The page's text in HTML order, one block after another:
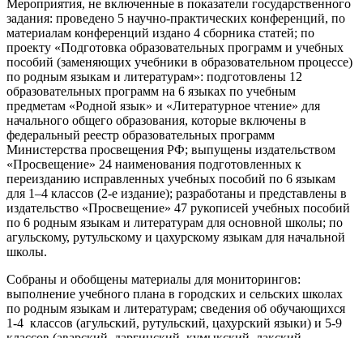
Мероприятия, не включенные в показатели государственного
задания: проведено 5 научно-практических конференций, по
материалам конференций издано 4 сборника статей; по
проекту «Подготовка образовательных программ и учебных
пособий (заменяющих учебники в образовательном процессе)
по родным языкам и литературам»: подготовлены 12
образовательных программ на 6 языках по учебным
предметам «Родной язык» и «Литературное чтение» для
начального общего образования, которые включены в
федеральный реестр образовательных программ
Министерства просвещения РФ; выпущены издательством
«Просвещение» 24 наименования подготовленных к
переизданию исправленных учебных пособий по 6 языкам
для 1–4 классов (2-е издание); разработаны и представлены в
издательство «Просвещение» 47 рукописей учебных пособий
по 6 родным языкам и литературам для основной школы; по
агульскому, рутульскому и цахурскому языкам для начальной
школы.
Собраны и обобщены материалы для мониторингов:
выполнение учебного плана в городских и сельских школах
по родным языкам и литературам; сведения об обучающихся
1-4 классов (агульский, рутульский, цахурский языки) и 5-9